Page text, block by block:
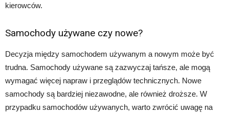
kierowców.
Samochody używane czy nowe?
Decyzja między samochodem używanym a nowym może być
trudna. Samochody używane są zazwyczaj tańsze, ale mogą
wymagać więcej napraw i przeglądów technicznych. Nowe
samochody są bardziej niezawodne, ale również droższe. W
przypadku samochodów używanych, warto zwrócić uwagę na